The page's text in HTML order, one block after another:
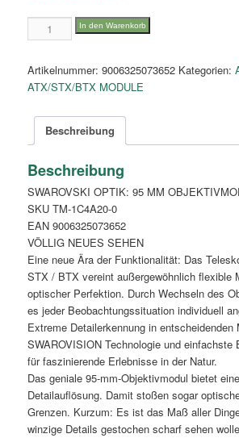
mm
module
Menge
In den Warenkorb
Artikelnummer:9006325073652 Kategorien:
ATX/STX/BTX MODULE
Beschreibung
Beschreibung
SWAROVSKI OPTIK: 95 MM
SKU TM-1C4A20-0
EAN 9006325073652
VÖLLIG NEUES SEHEN
Eine neue Ära der Funktionalität: Das
STX / BTX vereint außergewöhnlich flexible
optischer Perfektion. Durch Wechseln des
es jeder Beobachtungssituation individuell
Extreme Detailerkennung in entscheidenden
SWAROVISION Technologie und einfachste
für faszinierende Erlebnisse in der Natur.
Das geniale 95-mm-Objektivmodul bietet
Detailauflösung. Damit stoßen sogar
Grenzen. Kurzum: Es ist das Maß aller
winzige Details gestochen scharf sehen